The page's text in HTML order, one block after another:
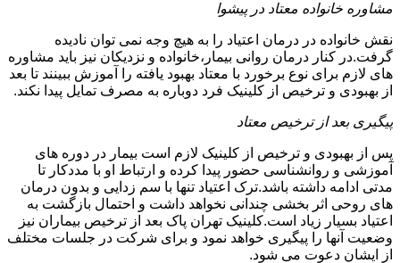
مشاوره خانواده معتاد در پیشوا
نقش خانواده در درمان اعتیاد را به هیچ وجه نمی توان نادیده
گرفت.در کنار درمان روانی بیمار،خانواده و نزدیکان نیز باید مشاوره
های لازم برای نوع برخورد با معتاد بهبود یافته را آموزش ببینند تا بعد
از بهبودی و ترخیص از کلینیک فرد دوباره به مصرف تمایل پیدا نکند.
پیگیری بعد از ترخیص معتاد
پس از بهبودی و ترخیص از کلینیک لازم است بیمار در دوره های
آموزشی و روانشناسی حضور پیدا کرده و ارتباط او با مددکار تا
مدتی ادامه داشته باشد.ترک اعتیاد تنها با سم زدایی و بدون درمان
های روحی اثر بخشی چندانی نخواهد داشت و احتمال بازگشت به
اعتیاد بسیار زیاد است.کلینیک تهران پاک بعد از ترخیص بیماران نیز
وضعیت آنها را پیگیری خواهد نمود و برای شرکت در جلسات مختلف
از ایشان دعوت می شود.